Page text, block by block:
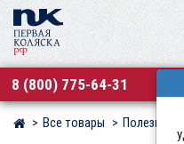
8 (800) 775-64-31
Магазин детских колясок
Все товары Полезные